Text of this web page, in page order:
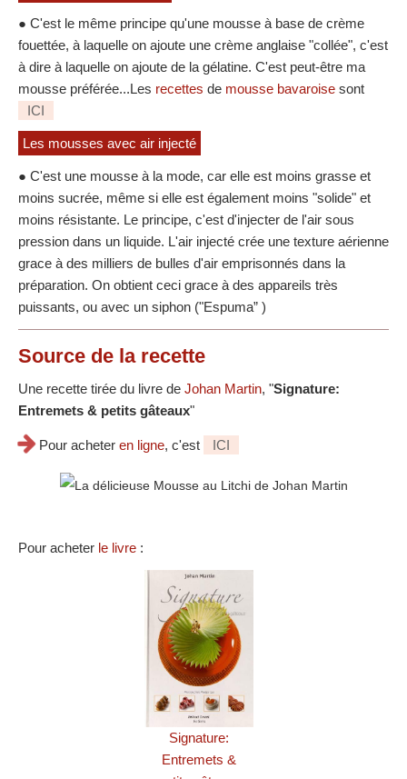
● C'est le même principe qu'une mousse à base de crème
fouettée, à laquelle on ajoute une crème anglaise "collée", c'est
à dire à laquelle on ajoute de la gélatine. C'est peut-être ma
mousse préférée...Les recettes de mousse bavaroise sont
ICI
Les mousses avec air injecté
● C'est une mousse à la mode, car elle est moins grasse et
moins sucrée, même si elle est également moins "solide" et
moins résistante. Le principe, c'est d'injecter de l'air sous
pression dans un liquide. L'air injecté crée une texture aérienne
grace à des milliers de bulles d'air emprisonnés dans la
préparation. On obtient ceci grace à des appareils très
puissants, ou avec un siphon ("Espuma” )
Source de la recette
Une recette tirée du livre de Johan Martin, "Signature:
Entremets & petits gâteaux"
Pour acheter en ligne, c'est ICI
Pour acheter le livre :
Signature:
Entremets &